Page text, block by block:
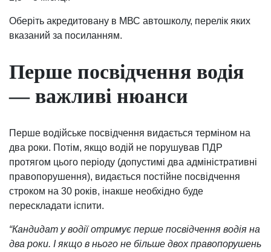
Оберіть акредитовану в МВС автошколу, перелік яких
вказаний за посиланням.
Перше посвідчення водія
— важливі нюанси
Перше водійське посвідчення видається терміном на
два роки. Потім, якщо водій не порушував ПДР
протягом цього періоду (допустимі два адміністративні
правопорушення), видається постійне посвідчення
строком на 30 років, інакше необхідно буде
перескладати іспити.
“Кандидат у водії отримує перше посвідчення водія на
два роки. І якщо в нього не більше двох правопорушень